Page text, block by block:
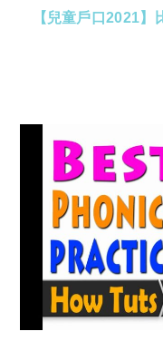
【兒童戶口2021